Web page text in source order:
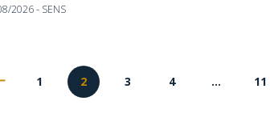
2026 - SENS
1 2 3 4 … 11